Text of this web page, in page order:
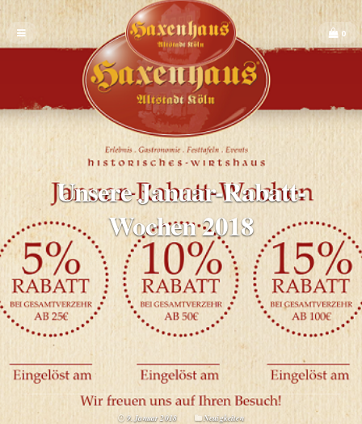
0
Unsere Januar-Rabatt-
Wochen 2018
9. Januar 2018
Neuigkeiten